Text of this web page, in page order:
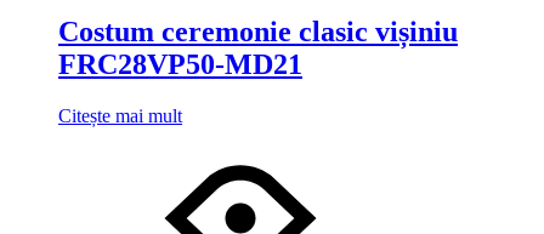
Costum ceremonie clasic vișiniu
FRC28VP50-MD21
Citește mai mult